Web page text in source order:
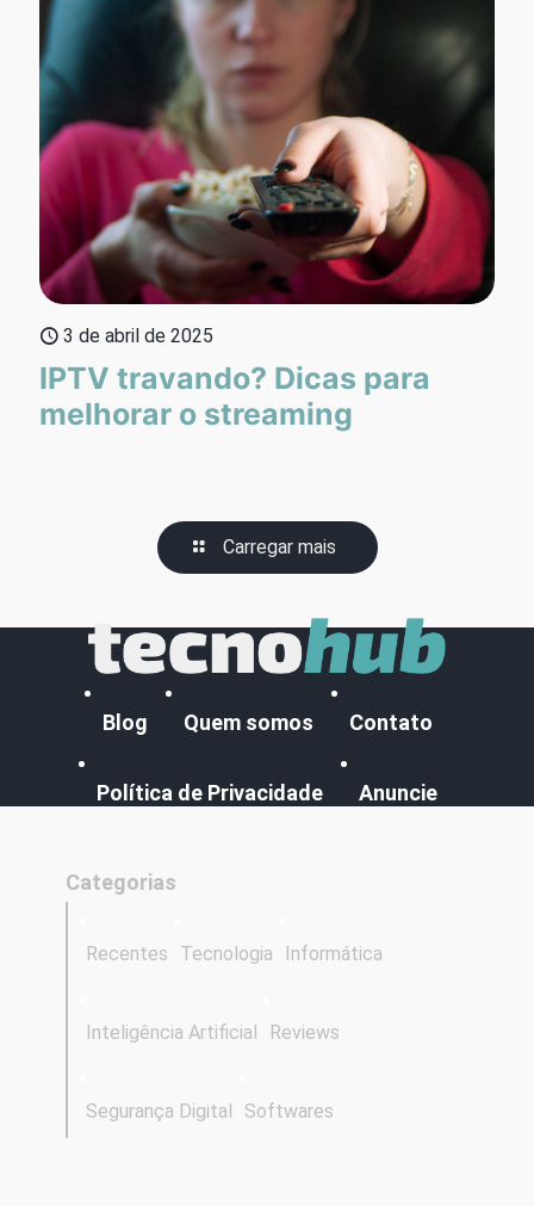
3 de abril de 2025
IPTV travando? Dicas para
melhorar o streaming
Carregar mais
Blog Quem somos Contato
Política de Privacidade Anuncie
Categorias
Recentes Tecnologia Informática
Inteligência Artificial Reviews
Segurança Digital Softwares